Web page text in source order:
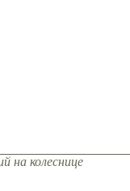
на колеснице